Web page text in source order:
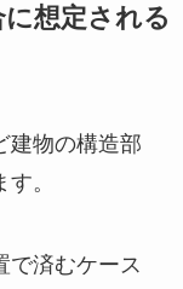
想定される
建物の構造部
。
で済むケース